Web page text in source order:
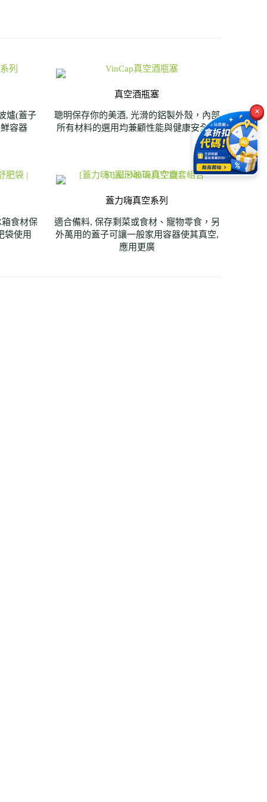
爐(蓋子
容器
真空酒瓶塞
聰明保存你的美酒, 光滑的鋁製外殼，內部
所有材料的選用均兼顧性能與健康安全。
食材保
袋使用
蓋力嗨真空系列
適合備料, 保存剩菜或食材、寵物零食，另
外萬用的蓋子可讓一般家用容器使其真空,
應用更廣
×